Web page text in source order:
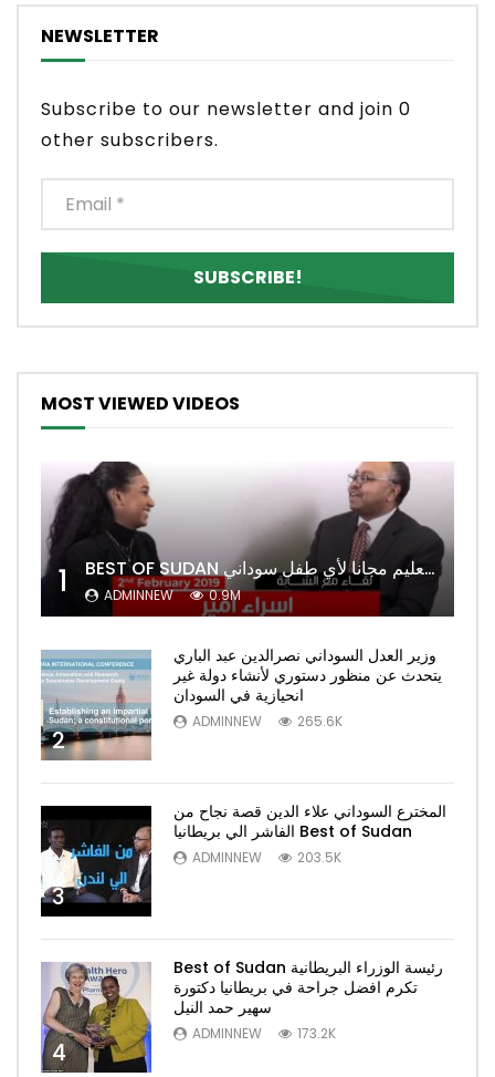
NEWSLETTER
Subscribe to our newsletter and join 0
other subscribers.
MOST VIEWED VIDEOS
1 BEST OF SUDAN اسراء أمير أشهر شابة سودانية ببريطانيا تحلم بان يكون التعليم مجانا لأي طفل سوداني
ADMINNEW 0.9M
2
وزير العدل السوداني نصرالدين عبد الباري
يتحدث عن منظور دستوري لأنشاء دولة غير
انحيازية في السودان
ADMINNEW 265.6K
3
المخترع السوداني علاء الدين قصة نجاح من
الفاشر الي بريطانيا Best of Sudan
ADMINNEW 203.5K
4
Best of Sudan رئيسة الوزراء البريطانية
تكرم افضل جراحة في بريطانيا دكتورة
سهير حمد النيل
ADMINNEW 173.2K